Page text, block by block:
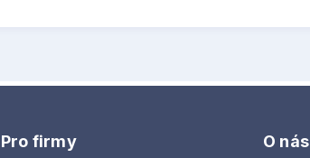
Pro firmy O nás